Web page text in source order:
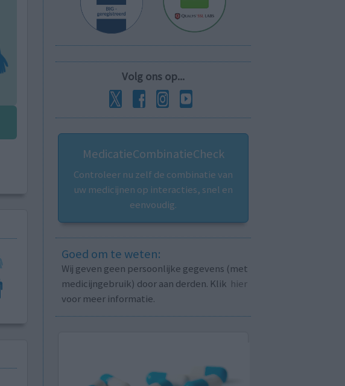
Volg ons op...
MedicatieCombinatieCheck
Controleer nu zelf de combinatie van
uw medicijnen op interacties, snel en
eenvoudig.
Goed om te weten:
Wij geven geen persoonlijke gegevens (met
medicijngebruik) door aan derden. Klik hier
voor meer informatie.